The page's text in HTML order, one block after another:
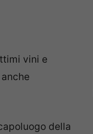
vini e
della